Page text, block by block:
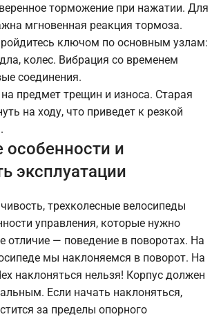
торможение при нажатии. Для
мгновенная реакция тормоза.
ключом по основным узлам:
колес. Вибрация со временем
соединения.
предмет трещин и износа. Старая
на ходу, что приведет к резкой
особенности и
эксплуатации
трехколесные велосипеды
управления, которые нужно
отличие — поведение в поворотах. На
мы наклоняемся в поворот. На
наклоняться нельзя! Корпус должен
Если начать наклоняться,
за пределы опорного